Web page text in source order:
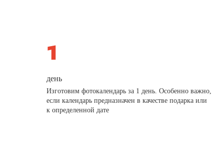
день
Изготовим фотокалендарь за 1 день. Особенно важно,
если календарь предназначен в качестве подарка или
к определенной дате